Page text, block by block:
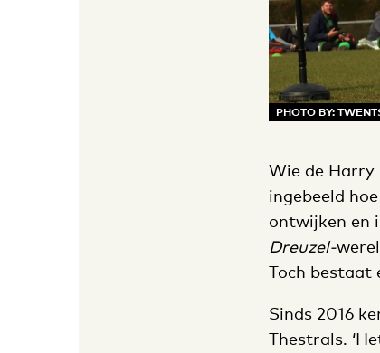
PHOTO BY:
Wie de Harry
ingebeeld
ontwijken en
Dreuzel-
Toch bestaat
Sinds 2016
Thestrals.